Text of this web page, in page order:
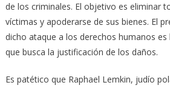
de los criminales. El objetivo es eliminar
víctimas y apoderarse de sus bienes. El
dicho ataque a los derechos humanos es
que busca la justificación de los daños.
Es patético que Raphael Lemkin, judío